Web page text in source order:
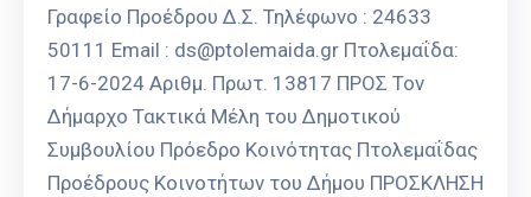
Γραφείο Προέδρου Δ.Σ. Τηλέφωνο : 24633
50111 Email : ds@ptolemaida.gr Πτολεμαΐδα:
17-6-2024 Αριθμ. Πρωτ. 13817 ΠΡΟΣ Τον
Δήμαρχο Τακτικά Μέλη του Δημοτικού
Συμβουλίου Πρόεδρο Κοινότητας Πτολεμαΐδας
Προέδρους Κοινοτήτων του Δήμου ΠΡΟΣΚΛΗΣΗ